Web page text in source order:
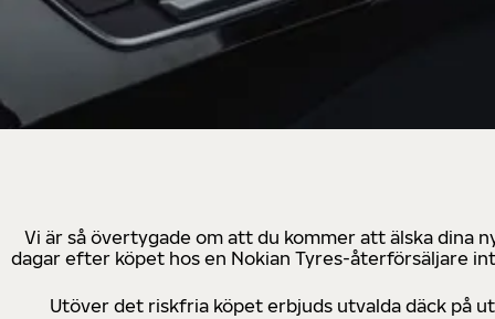
Vi är så övertygade om att du kommer att älska dina
dagar efter köpet hos en Nokian Tyres-återförsäljare
Utöver det riskfria köpet erbjuds utvalda däck på